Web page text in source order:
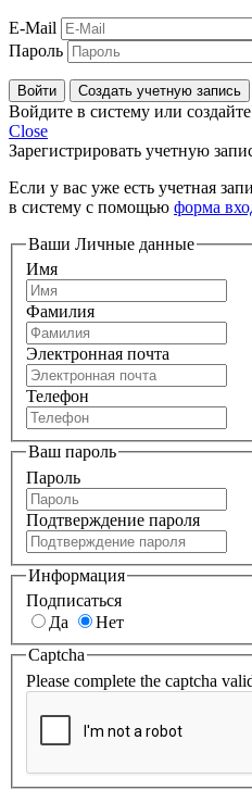
E-Mail
Пароль
Войти Создать учетную запись
Войдите в систему или
Close
Зарегистрировать учетную
Если у вас уже есть учетная
в систему с помощью форма
Ваши Личные данные
Имя
Фамилия
Электронная почта
Телефон
Ваш пароль
Пароль
Подтверждение пароля
Информация
Подписаться
Да
Нет
Captcha
Please complete the captcha